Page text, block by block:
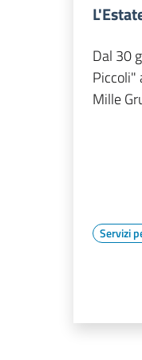
Dal 30
Piccoli"
Mille
Servizi